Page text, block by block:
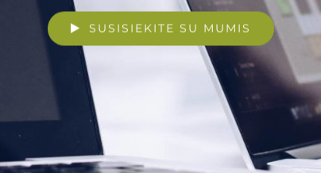
SUSISIEKITE SU MUMIS